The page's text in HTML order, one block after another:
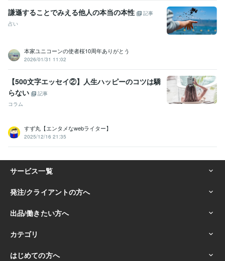
謙遜することでみえる他人の本当の本性
記事
占い
本家ユニコーンの使者桜10周年ありがとう
2026/01/31 11:02
【500文字エッセイ②】人生ハッピーのコツは驕
らない
記事
コラム
すず丸【エンタメなwebライター】
2025/12/16 21:35